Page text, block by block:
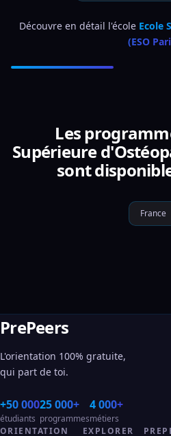
Découvre en détail l'école Ecole
(ESO
Les
Supérieure
sont
France
PrePeers
L'orientation 100% gratuite,
qui part de toi.
+50 000
étudiants
25 000+
programmes
4 000+
métiers
ORIENTATION
EXPLORER